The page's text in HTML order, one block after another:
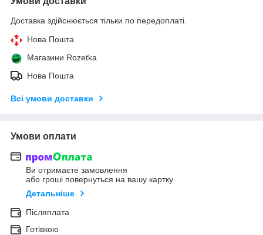
Доставка здійснюється тільки по передоплаті.
Нова Пошта
Магазини Rozetka
Нова Пошта
Всі умови доставки
Умови оплати
Ви отримаєте замовлення
або гроші повернуться на вашу картку
Детальніше
Післяплата
Готівкою